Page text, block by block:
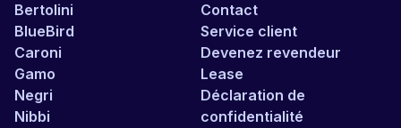
Bertolini
BlueBird
Caroni
Gamo
Negri
Nibbi
Contact
Service client
Devenez revendeur
Lease
Déclaration de
confidentialité